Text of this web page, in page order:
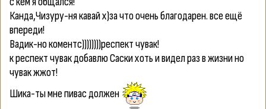
Канда,Чизуру-ня кавай x)за что очень благодарен. все ещё
впереди!
Вадик-но коментс))))))))респект чувак!
к респект чувак добавлю Саски хоть и видел раз в жизни но
чувак жжот!
Шика-ты мне пивас должен